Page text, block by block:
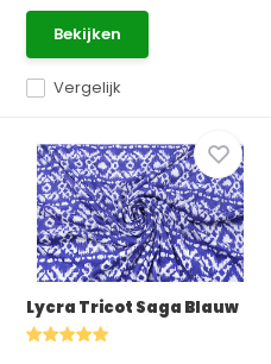
Vergelijk
Bekijken
Lycra Tricot Saga Blauw